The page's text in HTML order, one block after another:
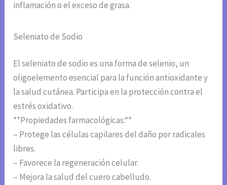
inflamación o el exceso de grasa.
Seleniato de Sodio
El seleniato de sodio es una forma de selenio, un
oligoelemento esencial para la función antioxidante y
la salud cutánea. Participa en la protección contra el
estrés oxidativo.
**Propiedades farmacológicas:**
– Protege las células capilares del daño por radicales
libres.
– Favorece la regeneración celular.
– Mejora la salud del cuero cabelludo.